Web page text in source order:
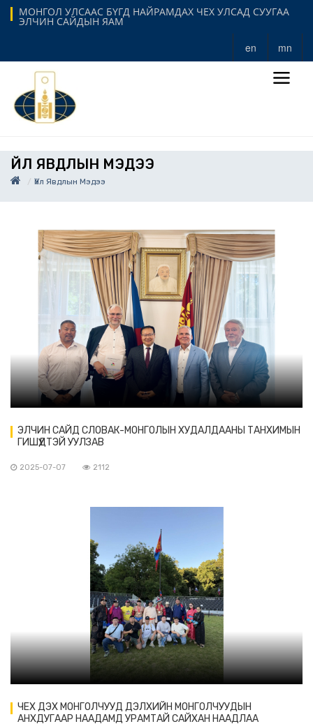
МОНГОЛ УЛСААС БҮГД НАЙРАМДАХ ЧЕХ УЛСАД СУУГАА
ЭЛЧИН САЙДЫН ЯАМ
en mn
ҮЙЛ ЯВДЛЫН МЭДЭЭ
Үйл Явдлын Мэдээ
ЭЛЧИН САЙД СЛОВАК-МОНГОЛЫН ХУДАЛДААНЫ ТАНХИМЫН
ГИШҮҮДТЭЙ УУЛЗАВ
2025-07-07 2112
ЧЕХ ДЭХ МОНГОЛЧУУД ДЭЛХИЙН МОНГОЛЧУУДЫН
АНХДУГААР НААДАМД УРАМТАЙ САЙХАН НААДЛАА